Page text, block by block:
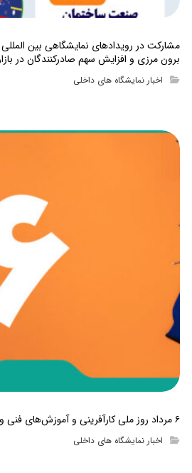
مشارکت در رویدادهای نمایشگاهی بین
برون مرزی و افزایش سهم صادرکنندگان در
اخبار نمایشگاه های داخلی
۶ مرداد روز ملی کارآفرینی و آموزش‌های فنی و حرفه‌ای گرامی باد
اخبار نمایشگاه های داخلی